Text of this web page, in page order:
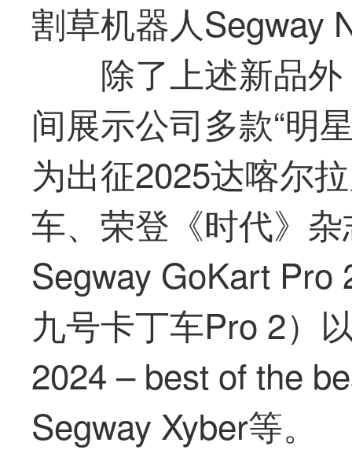
割草机器人Segway
除了上述新品
间展示公司多款“明
为出征2025达喀尔
车、荣登《时代》
Segway GoKart
九号卡丁车Pro 2）
2024 – best of the
Segway Xyber等。